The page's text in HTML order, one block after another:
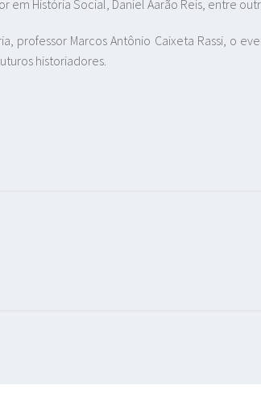
História Social, Daniel Aarão Reis, entre
professor Marcos Antônio Caixeta Rassi, o
historiadores.